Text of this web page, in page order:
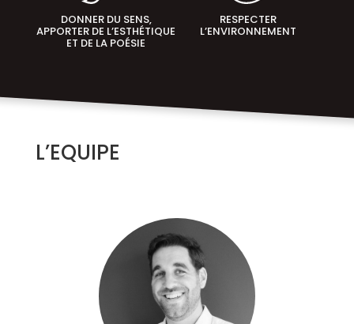
DONNER DU SENS,
APPORTER DE L’ESTHÉTIQUE
ET DE LA POÉSIE
RESPECTER
L’ENVIRONNEMENT
L’EQUIPE